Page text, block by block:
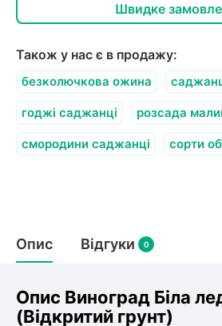
(агротканини)Швидке
Також у нас є в продажу:
безколючкова ожина
годжі саджанці розсада
смородини саджанці сорти
Опис Відгуки 0
Опис Виноград Біла
(Відкритий грунт)